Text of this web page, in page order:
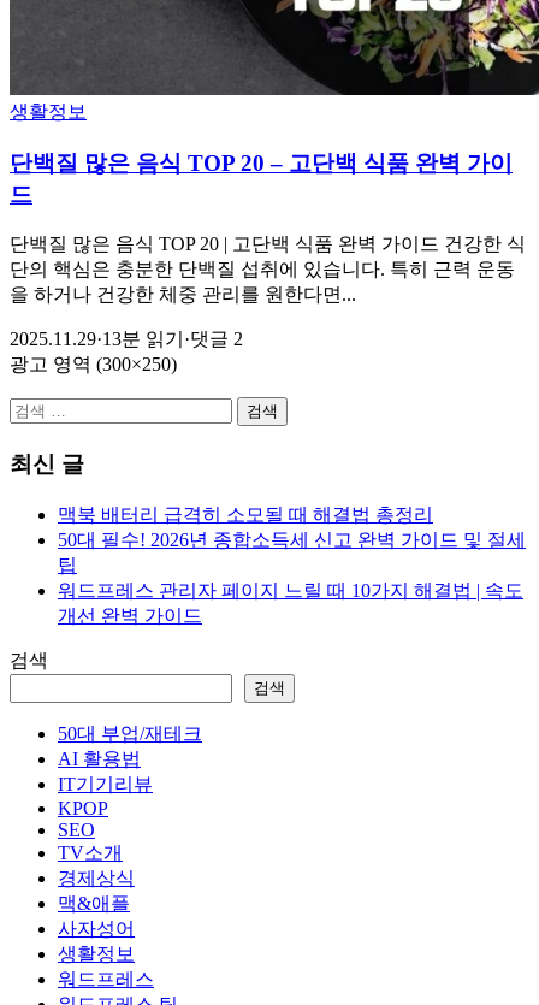
생활정보
단백질 많은 음식 TOP 20 – 고단백 식품 완벽 가이
드
단백질 많은 음식 TOP 20 | 고단백 식품 완벽 가이드 건강한 식
단의 핵심은 충분한 단백질 섭취에 있습니다. 특히 근력 운동
을 하거나 건강한 체중 관리를 원한다면...
2025.11.29·13분 읽기 ·댓글 2
광고 영역 (300×250)
검
최신 글
맥북 배터리 급격히 소모될 때 해결법 총정리
50대 필수! 2026년 종합소득세 신고 완벽 가이드 및 절세
팁
워드프레스 관리자 페이지 느릴 때 10가지 해결법 | 속도
개선 완벽 가이드
검색
검색
50대 부업/재테크
AI 활용법
IT기기리뷰
KPOP
SEO
TV소개
경제상식
맥&애플
사자성어
생활정보
워드프레스